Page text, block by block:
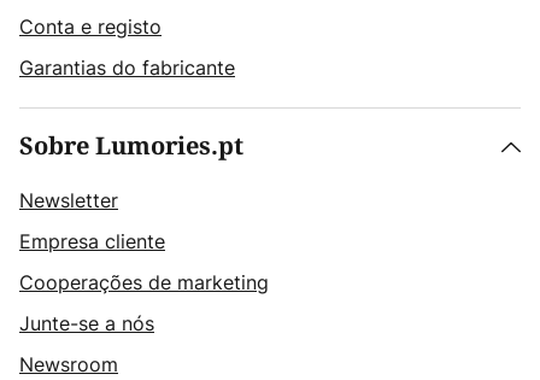
Conta e registo
Garantias do fabricante
Sobre Lumories.pt
Newsletter
Empresa cliente
Cooperações de marketing
Junte-se a nós
Newsroom